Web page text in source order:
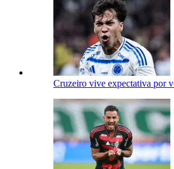
Cruzeiro vive expectativa por